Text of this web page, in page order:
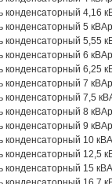
конденсаторный 4,16
конденсаторный 5
конденсаторный 5,55
конденсаторный 6
конденсаторный 6,25
конденсаторный 7
конденсаторный 7,5
конденсаторный 8
конденсаторный 9
конденсаторный 10
конденсаторный 12,5
конденсаторный 15